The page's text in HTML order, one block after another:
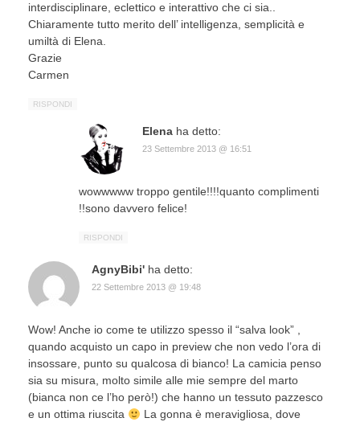
interdisciplinare, eclettico e interattivo che ci sia..
Chiaramente tutto merito dell’ intelligenza, semplicità e
umiltà di Elena.
Grazie
Carmen
RISPONDI
Elena ha detto:
23 Settembre 2013 @ 16:51
wowwwww troppo gentile!!!!quanto complimenti
!!sono davvero felice!
RISPONDI
AgnyBibi' ha detto:
22 Settembre 2013 @ 19:48
Wow! Anche io come te utilizzo spesso il “salva look” ,
quando acquisto un capo in preview che non vedo l’ora di
insossare, punto su qualcosa di bianco! La camicia penso
sia su misura, molto simile alle mie sempre del marto
(bianca non ce l’ho però!) che hanno un tessuto pazzesco
e un ottima riuscita
La gonna è meravigliosa, dove